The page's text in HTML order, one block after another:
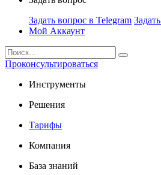
Задать вопрос в Telegram
Мой Аккаунт
Проконсультироваться
Инструменты
Решения
Тарифы
Компания
База знаний